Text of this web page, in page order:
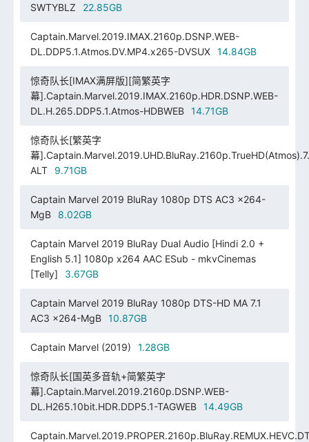
SWTYBLZ
22.85GB
Captain.Marvel.2019.IMAX.2160p.DSNP.WEB-
DL.DDP5.1.Atmos.DV.MP4.x265-DVSUX
14.84GB
惊奇队长[IMAX满屏版][简繁英字
幕].Captain.Marvel.2019.IMAX.2160p.HDR.DSNP.WEB-
DL.H.265.DDP5.1.Atmos-HDBWEB
14.71GB
惊奇队长[繁英字
幕
ALT
9.71GB
Captain Marvel 2019 BluRay 1080p DTS AC3 x264-
MgB
8.02GB
Captain Marvel 2019 BluRay Dual Audio [Hindi 2.0 +
English 5.1] 1080p x264 AAC ESub - mkvCinemas
[Telly]
3.67GB
Captain Marvel 2019 BluRay 1080p DTS-HD MA 7.1
AC3 x264-MgB
10.87GB
Captain Marvel (2019) 1.28GB
惊奇队长[国英多音轨+简繁英字
幕].Captain.Marvel.2019.2160p.DSNP.WEB-
DL.H265.10bit.HDR.DDP5.1-TAGWEB
14.49GB